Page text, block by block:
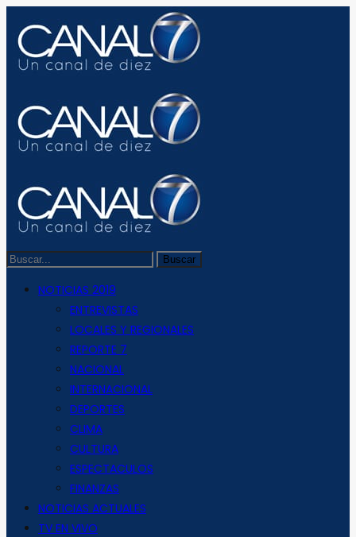
NOTICIAS 2019
ENTREVISTAS
LOCALES Y REGIONALES
REPORTE 7
NACIONAL
INTERNACIONAL
DEPORTES
CLIMA
CULTURA
ESPECTACULOS
FINANZAS
NOTICIAS ACTUALES
TV EN VIVO